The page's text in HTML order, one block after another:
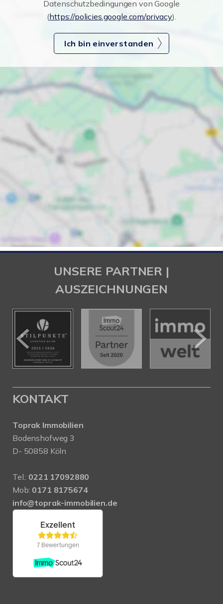
Datenschutzbedingungen von Google
(https://policies.google.com/privacy).
Ich bin einverstanden
UNSERE PARTNER |
AUSZEICHNUNGEN
KONTAKT
Toprak Immobilien
Bodenshofweg 3
D- 50858 Köln
Tel.: 0221 17092880
Mob: 0171 8175674
info@toprak-immobilien.de